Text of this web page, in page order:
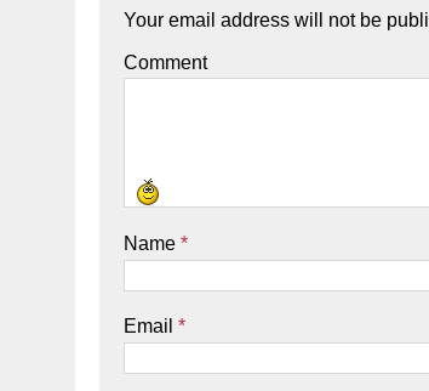
Your email address will not be
Comment
Name *
Email *